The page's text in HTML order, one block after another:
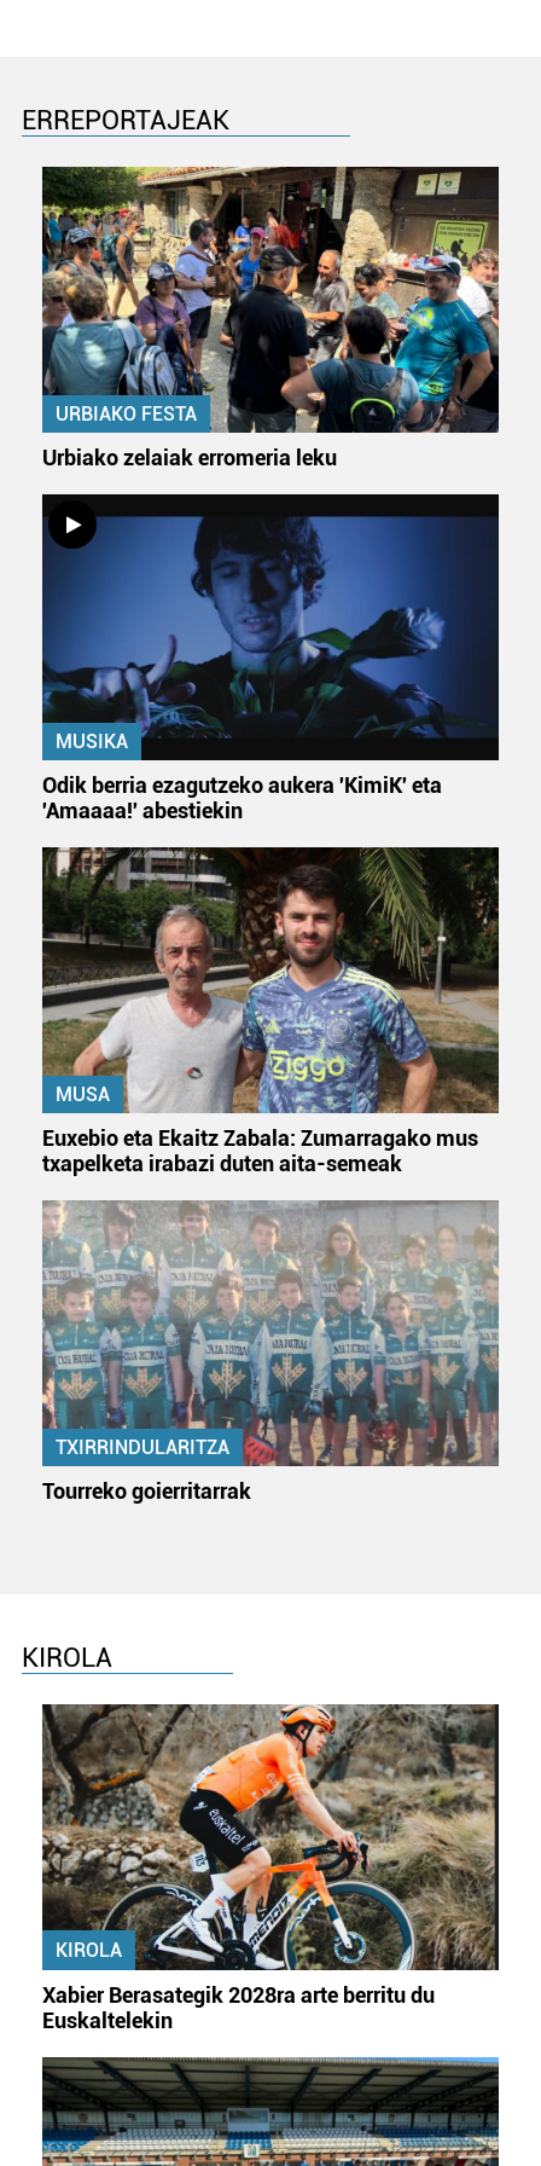
ERREPORTAJEAK
URBIAKO FESTA
Urbiako zelaiak erromeria leku
MUSIKA
Odik berria ezagutzeko aukera 'KimiK' eta
'Amaaaa!' abestiekin
MUSA
Euxebio eta Ekaitz Zabala: Zumarragako mus
txapelketa irabazi duten aita-semeak
TXIRRINDULARITZA
Tourreko goierritarrak
KIROLA
KIROLA
Xabier Berasategik 2028ra arte berritu du
Euskaltelekin